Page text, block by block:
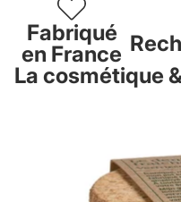
Fabriqué
en France
La cosmétique